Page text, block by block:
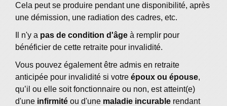
Cela peut se produire pendant une disponibilité, après
une démission, une radiation des cadres, etc.
Il n'y a pas de condition d'âge à remplir pour
bénéficier de cette retraite pour invalidité.
Vous pouvez également être admis en retraite
anticipée pour invalidité si votre époux ou épouse,
qu’il ou elle soit fonctionnaire ou non, est atteint(e)
d'une infirmité ou d'une maladie incurable rendant